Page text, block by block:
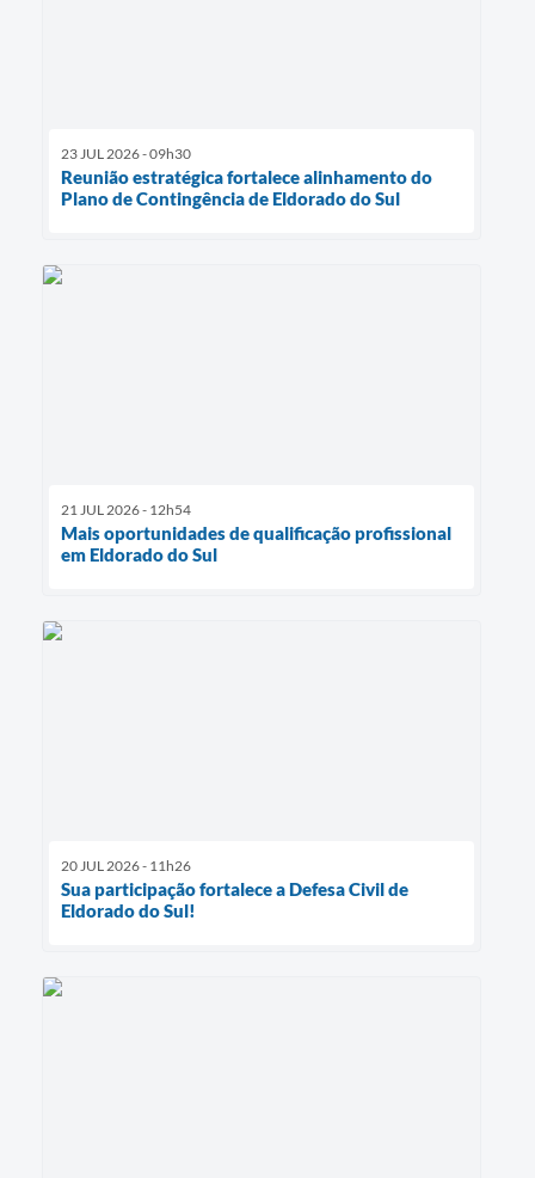
23 JUL 2026 - 09h30
Reunião estratégica fortalece alinhamento do
Plano de Contingência de Eldorado do Sul
21 JUL 2026 - 12h54
Mais oportunidades de qualificação profissional
em Eldorado do Sul
20 JUL 2026 - 11h26
Sua participação fortalece a Defesa Civil de
Eldorado do Sul!